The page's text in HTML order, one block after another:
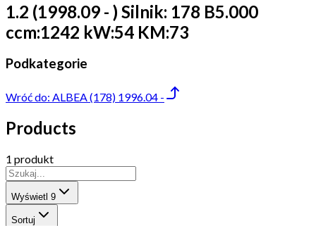
1.2 (1998.09 - ) Silnik: 178 B5.000
ccm:1242 kW:54 KM:73
Podkategorie
Wróć do: ALBEA (178) 1996.04 -
Products
1 produkt
Wyświetl 9
Sortuj